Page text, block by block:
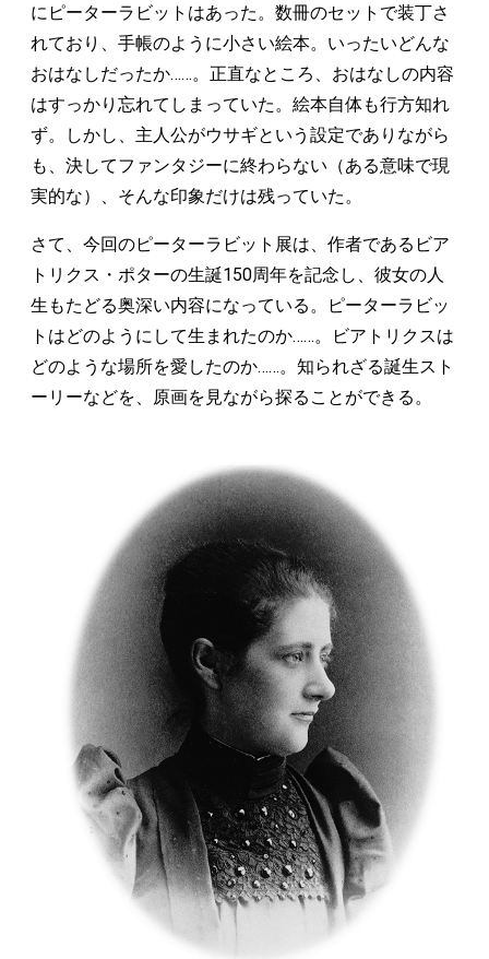
にピーターラビットはあった。数冊のセットで装丁さ
れており、手帳のように小さい絵本。いったいどんな
おはなしだったか……。正直なところ、おはなしの内容
はすっかり忘れてしまっていた。絵本自体も行方知れ
ず。しかし、主人公がウサギという設定でありながら
も、決してファンタジーに終わらない（ある意味で現
実的な）、そんな印象だけは残っていた。
さて、今回のピーターラビット展は、作者であるビア
トリクス・ポターの生誕150周年を記念し、彼女の人
生もたどる奥深い内容になっている。ピーターラビッ
トはどのようにして生まれたのか……。ビアトリクスは
どのような場所を愛したのか……。知られざる誕生スト
ーリーなどを、原画を見ながら探ることができる。